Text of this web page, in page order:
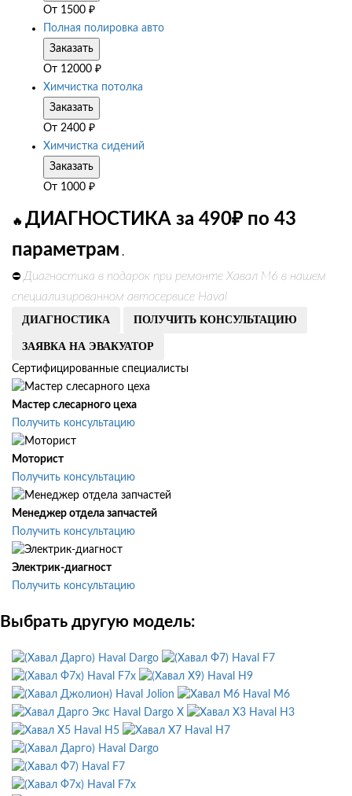
От 1500 ₽
Полная полировка авто
Заказать
От 12000 ₽
Химчистка потолка
Заказать
От 2400 ₽
Химчистка сидений
Заказать
От 1000 ₽
🔥 ДИАГНОСТИКА за 490₽ по 43
параметрам .
⛔ Диагностика в подарок при ремонте Хавал М6 в нашем
специализированном автосервисе Haval
ДИАГНОСТИКА ПОЛУЧИТЬ КОНСУЛЬТАЦИЮ
ЗАЯВКА НА ЭВАКУАТОР
Сертифицированные специалисты
Мастер слесарного цеха
Получить консультацию
Моторист
Получить консультацию
Менеджер отдела запчастей
Получить консультацию
Электрик-диагност
Получить консультацию
Выбрать другую модель:
Haval Dargo
Haval F7
Haval F7x
Haval H9
Haval Jolion
Haval M6
Haval Dargo X
Haval H3
Haval H5
Haval H7
Haval Dargo
Haval F7
Haval F7x